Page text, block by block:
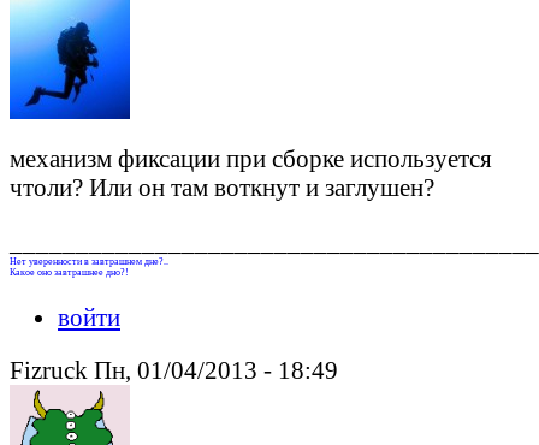
механизм фиксации при сборке используется
чтоли? Или он там воткнут и заглушен?
Нет уверенности в завтрашнем дне?..
Какое оно завтрашнее дно?!
войти
Fizruck Пн, 01/04/2013 - 18:49